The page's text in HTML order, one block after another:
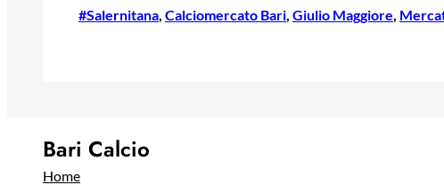
#Salernitana, Calciomercato Bari, Giulio Maggiore,
Bari Calcio
Home